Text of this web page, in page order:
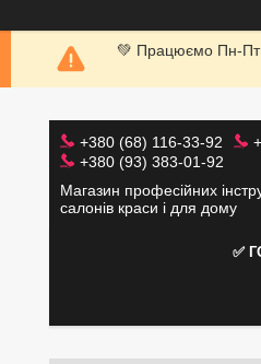
💚 Працюємо Пн-Пт
+380 (68) 116-33-92
+380 (93) 383-01-92
Магазин професійних
салонів краси і для дому
✅